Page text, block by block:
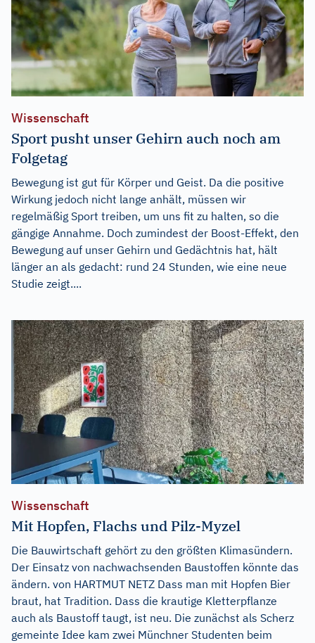
Wissenschaft
Sport pusht unser Gehirn auch noch am
Folgetag
Bewegung ist gut für Körper und Geist. Da die positive
Wirkung jedoch nicht lange anhält, müssen wir
regelmäßig Sport treiben, um uns fit zu halten, so die
gängige Annahme. Doch zumindest der Boost-Effekt, den
Bewegung auf unser Gehirn und Gedächtnis hat, hält
länger an als gedacht: rund 24 Stunden, wie eine neue
Studie zeigt....
Wissenschaft
Mit Hopfen, Flachs und Pilz-Myzel
Die Bauwirtschaft gehört zu den größten Klimasündern.
Der Einsatz von nachwachsenden Baustoffen könnte das
ändern. von HARTMUT NETZ Dass man mit Hopfen Bier
braut, hat Tradition. Dass die krautige Kletterpflanze
auch als Baustoff taugt, ist neu. Die zunächst als Scherz
gemeinte Idee kam zwei Münchner Studenten beim